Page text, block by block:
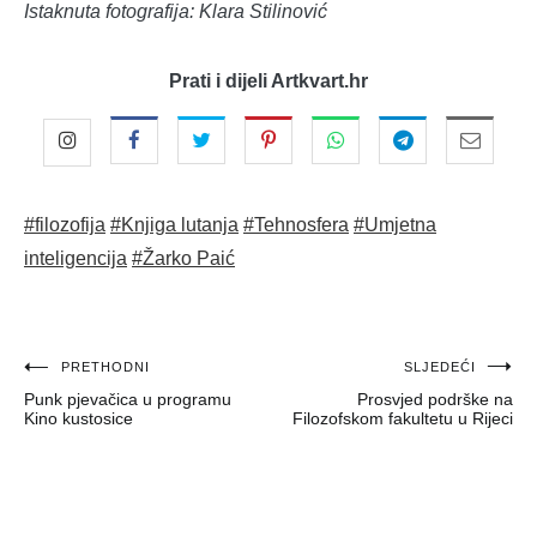
Istaknuta fotografija: Klara Stilinović
Prati i dijeli Artkvart.hr
#filozofija #Knjiga lutanja #Tehnosfera #Umjetna
inteligencija #Žarko Paić
Navigacija
objava
PRETHODNI
Punk pjevačica u programu
Kino kustosice
SLJEDEĆI
Prosvjed podrške na
Filozofskom fakultetu u Rijeci